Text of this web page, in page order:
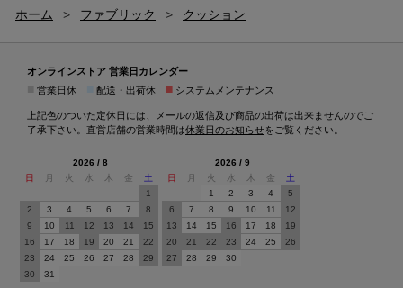
ホーム > ファブリック > クッション
オンラインストア 営業日カレンダー
営業日休 配送・出荷休 ■ システムメンテナンス
上記色のついた定休日には、メールの返信及び商品の出荷は出来ませんのでご
了承下さい。直営店舗の営業時間は休業日のお知らせをご覧ください。
2026 / 8
日
月 火 水 木 金
土
1
2
3 4 5 6 7
8
9
10 11 12 13 14
15
16
17 18 19 20 21
22
23
24 25 26 27 28
29
30
31
2026 / 9
日
月 火 水 木 金
土
1
2 3 4
5
6
7 8 9 10 11
12
13
14 15 16 17 18
19
20
21 22 23 24 25
26
27
28 29 30